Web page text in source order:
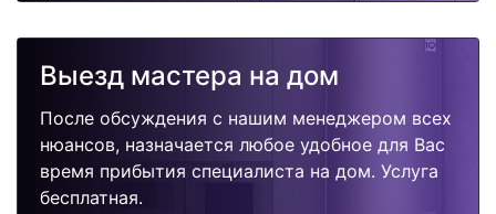
поломок.
Выезд мастера на дом
После обсуждения с нашим менеджером всех
нюансов, назначается любое удобное для Вас
время прибытия специалиста на дом. Услуга
бесплатная.